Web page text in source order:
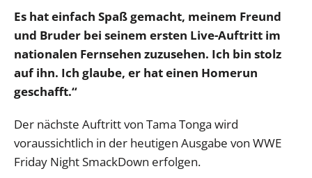
Es hat einfach Spaß gemacht, meinem Freund
und Bruder bei seinem ersten Live-Auftritt im
nationalen Fernsehen zuzusehen. Ich bin stolz
auf ihn. Ich glaube, er hat einen Homerun
geschafft.“
Der nächste Auftritt von Tama Tonga wird
voraussichtlich in der heutigen Ausgabe von WWE
Friday Night SmackDown erfolgen.